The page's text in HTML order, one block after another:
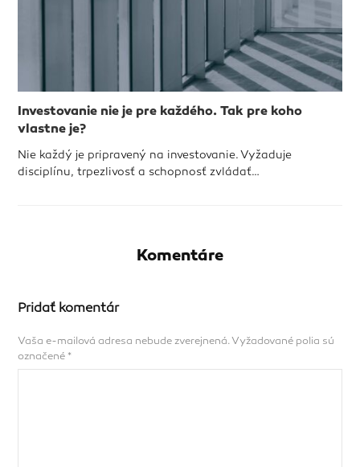
Investovanie nie je pre každého. Tak pre koho
vlastne je?
Nie každý je pripravený na investovanie. Vyžaduje
disciplínu, trpezlivosť a schopnosť zvládať…
Komentáre
Pridať komentár
Vaša e-mailová adresa nebude zverejnená.Vyžadované polia sú
označené *